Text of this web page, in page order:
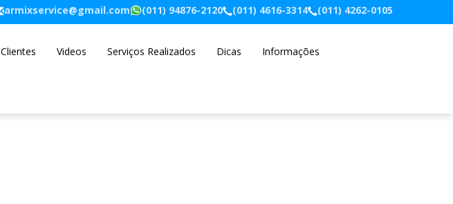
armixservice@gmail.com (011) 94876-2120 (011) 4616-3314 (011) 4262-0105
Clientes Videos Serviços Realizados Dicas Informações